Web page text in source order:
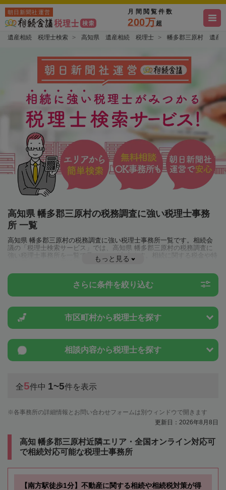
朝日新聞社運営 月間閲覧件数
200万超
遺産相続 税理士検索 高知県 遺産相続 税理士 幡多郡三原村 遺産
高知県 幡多郡三原村の税務調査に強い税理士事務
所 一覧
高知県 幡多郡三原村の税務調査に強い税理士事務所一覧です。相続会
議の「税理士検索サービス」では、高知県 幡多郡三原村の税務調査に
強い税理士事務所を一覧で見ることが出来ます。相続に関する税金や特
例制度のことは一度近隣の税理士に相談してみましょう。
もっと見る
さらに条件を絞り込む
市区町村から税理士を探す
相談内容から税理士を探す
全5件中 1~5件を表示
各事務所の詳細情報とお問い合わせフォームは別ウィンドウで開きます
更新日：2026年8月8日
高知 幡多郡三原村近隣エリア・全国オンライン対応可
で相続対応可能な税理士事務所
【南方駅徒歩1分】不動産に関する相続や相続税対策が得